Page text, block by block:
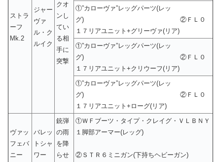
ストラ
ーフ
Mk.2
ジャー
ヴァ
ル・ク
ルイク
クオ
ンし
てい
る相
手に
突撃
①”カローヴァ”レッグパーツ(レッ
グ) ②ＦＬ０
１７リアユニット+グリーヴァ(リア)
①”カローヴァ”レッグパーツ(レッ
グ) ②ＦＬ０
１７リアユニット+クリウーフ(リア)
①”カローヴァ”レッグパーツ(レッ
グ) ②ＦＬ０
１７リアユニット+ローグ(リア)
ヴァッ
フェバ
ニー
バレッ
トシャ
ワー
銃弾
の雨
を降
らせ
①ＷＦブーツ・タイプ・クレイグ・ＶＬＢＮＹ
１脚部アーマー(レッグ)
②ＳＴＲ６ミニガン(下持ちヘビーガン)